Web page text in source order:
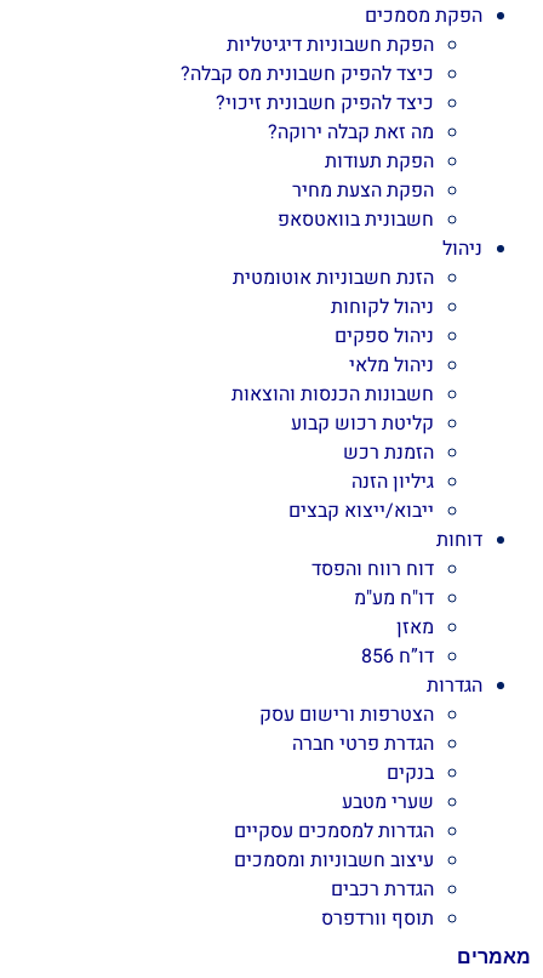
הפקת מסמכים
הפקת חשבוניות דיגיטליות
כיצד להפיק חשבונית מס קבלה?
כיצד להפיק חשבונית זיכוי?
מה זאת קבלה ירוקה?
הפקת תעודות
הפקת הצעת מחיר
חשבונית בוואטסאפ
ניהול
הזנת חשבוניות אוטומטית
ניהול לקוחות
ניהול ספקים
ניהול מלאי
חשבונות הכנסות והוצאות
קליטת רכוש קבוע
הזמנת רכש
גיליון הזנה
ייבוא/ייצוא קבצים
דוחות
דוח רווח והפסד
דו"ח מע"מ
מאזן
דו”ח 856
הגדרות
הצטרפות ורישום עסק
הגדרת פרטי חברה
בנקים
שערי מטבע
הגדרות למסמכים עסקיים
עיצוב חשבוניות ומסמכים
הגדרת רכבים
תוסף וורדפרס
מאמרים